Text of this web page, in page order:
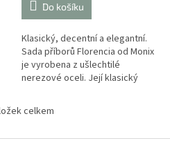
Do košíku
Klasický, decentní a elegantní.
Sada příborů Florencia od Monix
je vyrobena z ušlechtilé
nerezové oceli. Její klasický
jakoukoli příležitost.
O
l
celkem